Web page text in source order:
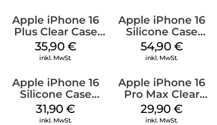
Apple iPhone 16
Plus Clear Case
MagSafe
Transparent
35,90 €
inkl. MwSt.
Apple iPhone 16
Silicone Case
MagSafe Black
54,90 €
inkl. MwSt.
Apple iPhone 16
Silicone Case
MagSafe Fuchsia
31,90€
inkl. MwSt.
Apple iPhone 16
Pro Max Clear
Case MagSafe
Transparent
29,90€
inkl. MwSt.